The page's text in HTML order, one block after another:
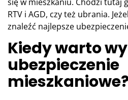
RTV i AGD, czy też ubrania.
znaleźć najlepsze
Kiedy warto
ubezpieczenie